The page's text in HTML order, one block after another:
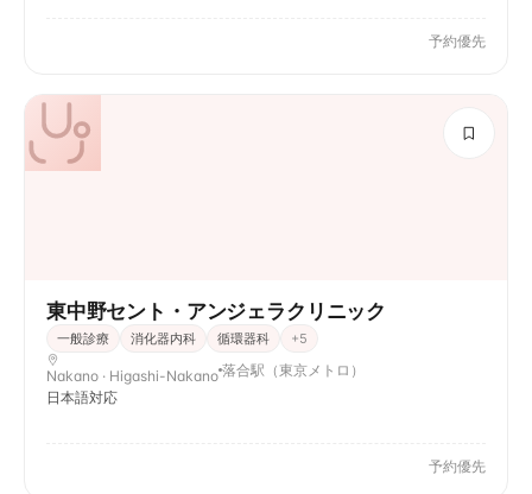
予約優先
東中野セント・アンジェラクリニック
一般診療 消化器内科 循環器科 +5
Nakano · Higashi-Nakano 落合駅（東京メトロ）
日本語対応
予約優先